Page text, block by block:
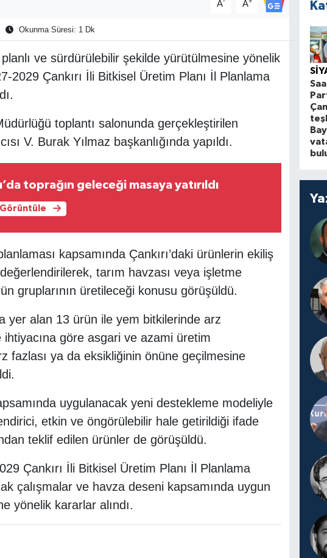
A A
Okunma Süresi: 1 Dk
planlı ve sürdürülebilir şekilde yürütülmesine yönelik
2029 Çankırı İli Bitkisel Üretim Planı İl Planlama
toplantı salonunda gerçekleştirilen
V. Burak Yılmaz başkanlığında yapıldı.
toprağın geleceği masaya yatırıldı
kapsamında Çankırı’daki ürünlerin ekiliş
tarım havzası veya işletme
gruplarının üretileceği konusu görüşüldü.
yer alan 13 ürün ile yem bitkilerinde arz
göre asgari ve azami üretim
fazlası ya da eksikliğinin önüne geçilmesine
uygulanacak yeni destekleme modeliyle
etkin ve öngörülebilir hale getirildiği ifade
teklif edilen ürünler de görüşüldü.
Çankırı İli Bitkisel Üretim Planı İl Planlama
çalışmalar ve havza deseni kapsamında uygun
yönelik kararlar alındı.